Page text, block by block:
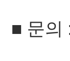
■ 문의